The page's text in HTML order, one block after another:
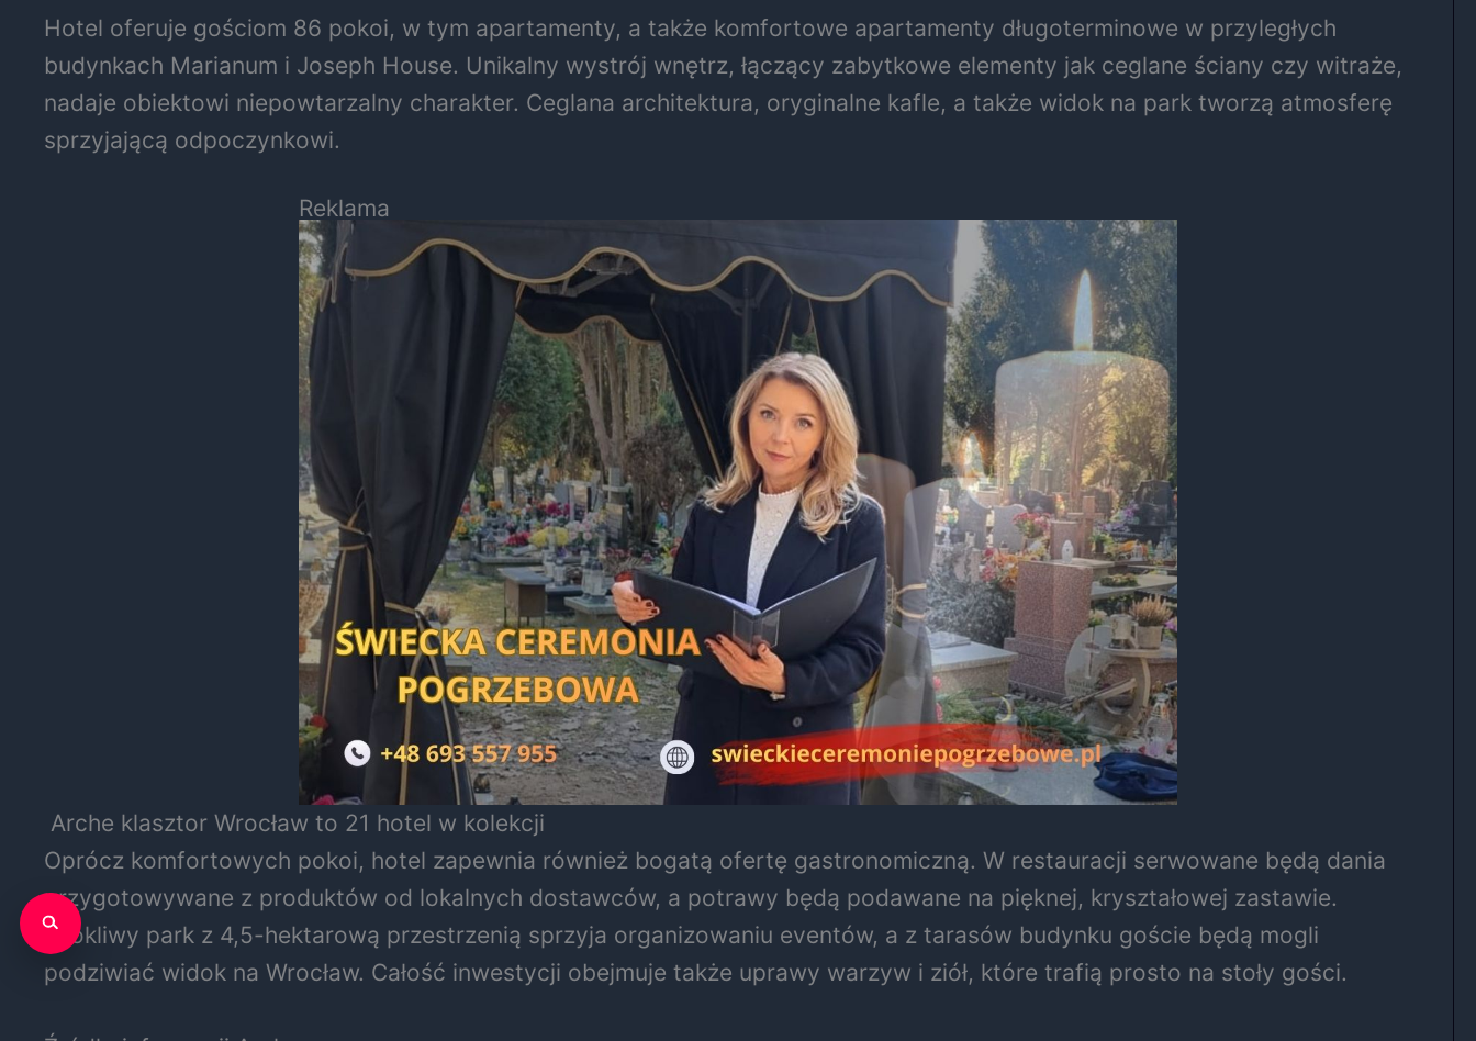
Hotel oferuje gościom 86 pokoi, w tym apartamenty, a także komfortowe apartamenty długoterminowe w przyległych
budynkach Marianum i Joseph House. Unikalny wystrój wnętrz, łączący zabytkowe elementy jak ceglane ściany czy witraże,
nadaje obiektowi niepowtarzalny charakter. Ceglana architektura, oryginalne kafle, a także widok na park tworzą atmosferę
sprzyjającą odpoczynkowi.
Reklama
Arche klasztor Wrocław to 21 hotel w kolekcji
Oprócz komfortowych pokoi, hotel zapewnia również bogatą ofertę gastronomiczną. W restauracji serwowane będą dania
przygotowywane z produktów od lokalnych dostawców, a potrawy będą podawane na pięknej, kryształowej zastawie.
Urokliwy park z 4,5-hektarową przestrzenią sprzyja organizowaniu eventów, a z tarasów budynku goście będą mogli
podziwiać widok na Wrocław. Całość inwestycji obejmuje także uprawy warzyw i ziół, które trafią prosto na stoły gości.